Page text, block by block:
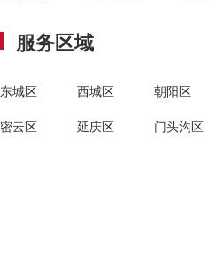
服务区域
东城区 西城区 朝阳区
密云区 延庆区 门头沟区